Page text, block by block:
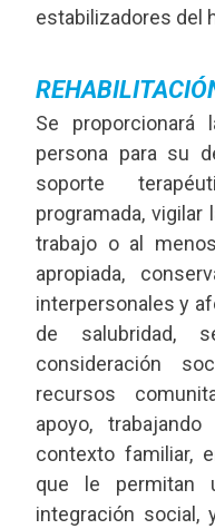
estabilizadores del
Se proporcionará
persona para su
soporte
programada,
trabajo o al
apropiada,
interpersonales y
de salubridad,
consideración
recursos
apoyo,
contexto familiar,
que le permitan
integración social,